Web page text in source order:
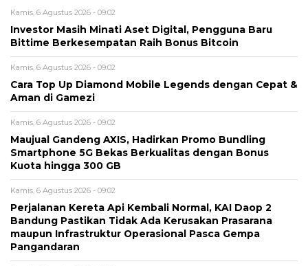
Kamis, 6 Agustus 2026 - 09:02
Investor Masih Minati Aset Digital, Pengguna Baru
Bittime Berkesempatan Raih Bonus Bitcoin
Kamis, 6 Agustus 2026 - 09:02
Cara Top Up Diamond Mobile Legends dengan Cepat &
Aman di Gamezi
Kamis, 6 Agustus 2026 - 09:02
Maujual Gandeng AXIS, Hadirkan Promo Bundling
Smartphone 5G Bekas Berkualitas dengan Bonus
Kuota hingga 300 GB
Kamis, 6 Agustus 2026 - 09:02
Perjalanan Kereta Api Kembali Normal, KAI Daop 2
Bandung Pastikan Tidak Ada Kerusakan Prasarana
maupun Infrastruktur Operasional Pasca Gempa
Pangandaran